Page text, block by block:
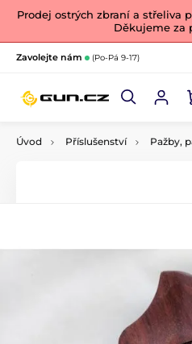
Prodej ostrých zbraní a střeliva
Děkujeme za
Zavolejte nám (Po-Pá 9-17)
Úvod Příslušenství Pažby,